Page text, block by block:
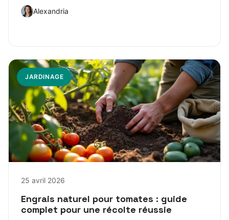
Alexandria
JARDINAGE
25 avril 2026
Engrais naturel pour tomates : guide
complet pour une récolte réussie